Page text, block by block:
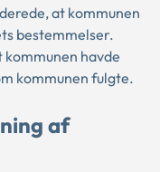
at kommunen
bestemmelser.
havde
kommunen fulgte.
af